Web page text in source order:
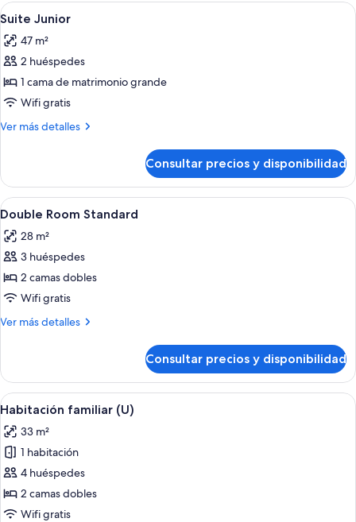
Abrir
todas
las
fotos
de
Suite
Junior
Minibar, caja fuerte, espacio para
4
Suite Junior
47 m²
2 huéspedes
1 cama de matrimonio grande
Wifi gratis
Ver más detalles
Más
Junior
Consultar precios y disponibilidad
Abrir
todas
las
fotos
de
Double
Room
Minibar, caja fuerte, espacio para
4
Double Room Standard
28 m²
3 huéspedes
2 camas dobles
Wifi gratis
Ver más detalles
Más
Room
Standard
Consultar precios y disponibilidad
Abrir
todas
las
fotos
de
Habitación
familiar
Habitación de hotel con cama,
4
Habitación familiar (U)
33 m²
1 habitación
4 huéspedes
2 camas dobles
Wifi gratis